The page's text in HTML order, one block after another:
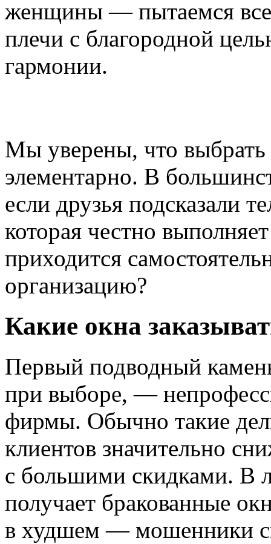
женщины — пытаемся все
плечи с благородной
гармонии.
Мы уверены, что выбрать
элементарно. В
если друзья подсказали
которая честно
приходится
организацию?
Какие окна
Первый подводный
при выборе, —
фирмы. Обычно такие
клиентов значительно
с большими скидками. В
получает бракованные
в худшем — мошенники